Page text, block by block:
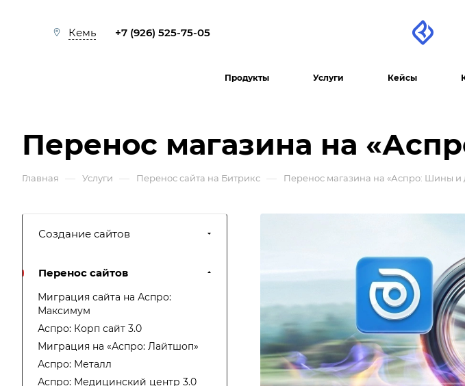
Кемь +7 (926) 525-75-05
Продукты Услуги Кейсы
Перенос магазина на
Главная — Услуги — Перенос сайта на Битрикс — Перенос магазина на «Аспро: Шины и
Создание сайтов
Перенос сайтов
Миграция сайта на Аспро:
Максимум
Аспро: Корп сайт 3.0
Миграция на «Аспро: Лайтшоп»
Аспро: Металл
Аспро: Медицинский центр 3.0